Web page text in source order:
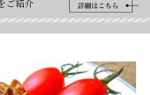
ご紹介